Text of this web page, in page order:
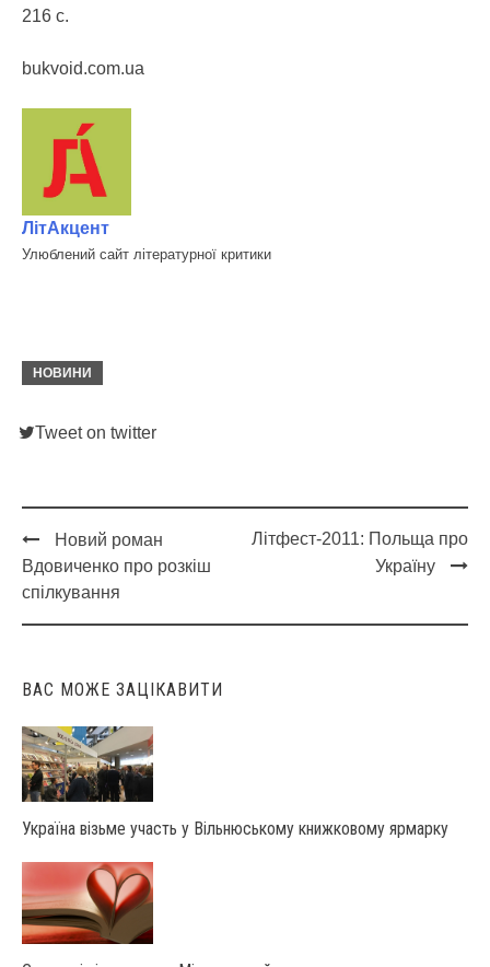
216 с.
bukvoid.com.ua
ЛітАкцент
Улюблений сайт літературної критики
НОВИНИ
Tweet on twitter
Post
navigation
Новий роман
Вдовиченко про розкіш
спілкування
Літфест-2011: Польща про
Україну
ВАС МОЖЕ ЗАЦІКАВИТИ
Україна візьме участь у Вільнюському книжковому ярмарку